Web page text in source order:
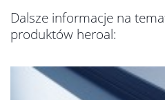
Dalsze informacje na
produktów heroal: